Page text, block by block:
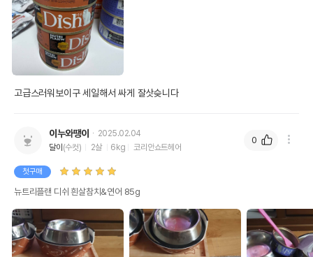
고급스러워보이구 세일해서 싸게 잘삿슺니다
이누와땡이
2025.02.04
달이(수컷) 2살 6kg 코리안쇼트헤어
첫구매
뉴트리플랜 디쉬 흰살참치&연어 85g
0